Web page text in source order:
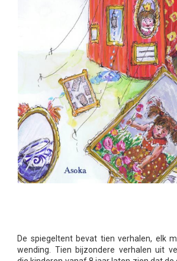
De spiegeltent bevat tien verhalen, elk
wending. Tien bijzondere verhalen uit